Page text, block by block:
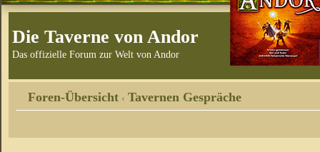
Die Taverne von Andor
Das offizielle Forum zur Welt von Andor
Foren-Übersicht ‹ Tavernen Gespräche